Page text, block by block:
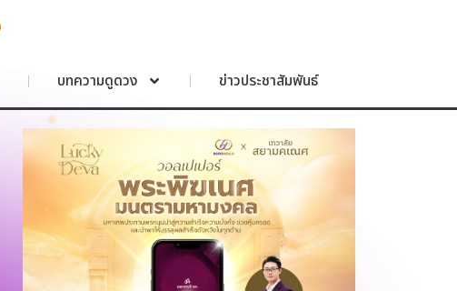
บทความดูดวง ข่าวประชาสัมพันธ์